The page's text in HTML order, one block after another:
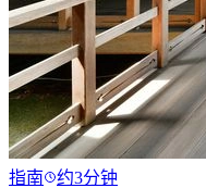
指南 约3分钟